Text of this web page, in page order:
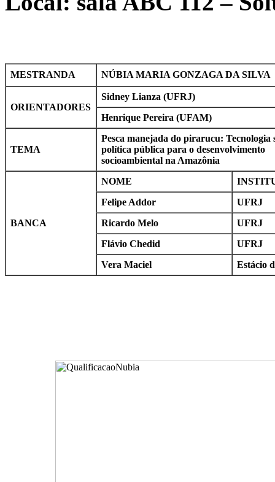
MESTRANDA NÚBIA MARIA GONZAGA DA SILVA
ORIENTADORES
Sidney Lianza (UFRJ)
Henrique Pereira (UFAM)
TEMA
Pesca manejada do pirarucu: Tecnologia
política pública para o desenvolvimento
socioambiental na Amazônia
BANCA
NOME
Felipe Addor
UFRJ
Ricardo Melo
UFRJ
Flávio Chedid
UFRJ
Vera Maciel
Estácio